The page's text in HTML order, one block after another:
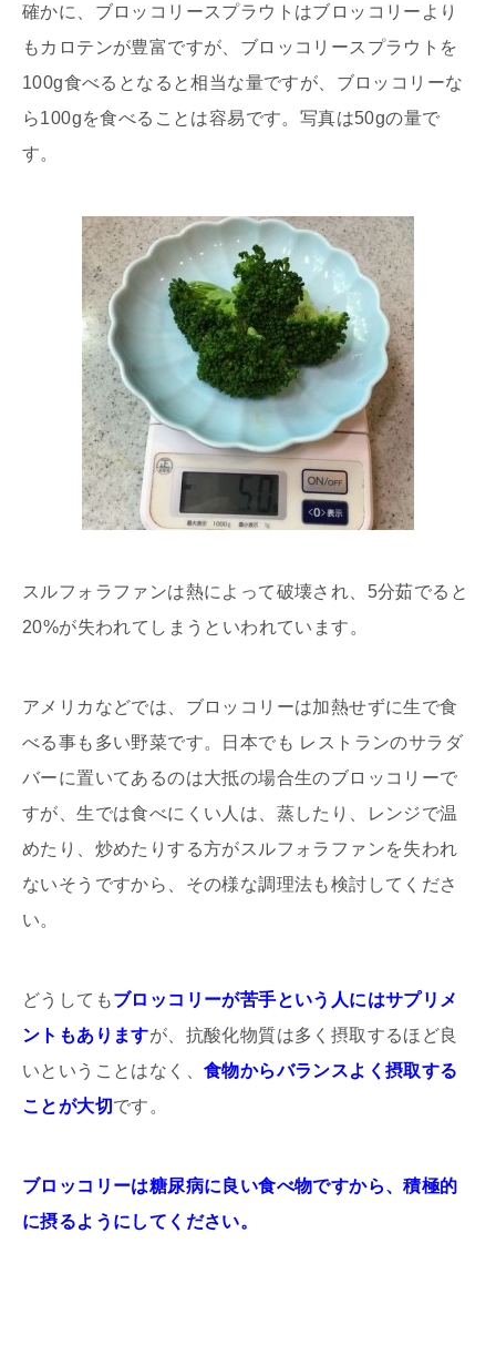
確かに、ブロッコリースプラウトはブロッコリーより
もカロテンが豊富ですが、ブロッコリースプラウトを
100g食べるとなると相当な量ですが、ブロッコリーな
ら100gを食べることは容易です。写真は50gの量で
す。
スルフォラファンは熱によって破壊され、5分茹でると
20%が失われてしまうといわれています。
アメリカなどでは、ブロッコリーは加熱せずに生で食
べる事も多い野菜です。日本でも レストランのサラダ
バーに置いてあるのは大抵の場合生のブロッコリーで
すが、生では食べにくい人は、蒸したり、レンジで温
めたり、炒めたりする方がスルフォラファンを失われ
ないそうですから、その様な調理法も検討してくださ
い。
どうしてもブロッコリーが苦手という人にはサプリメ
ントもありますが、抗酸化物質は多く摂取するほど良
いということはなく、 食物からバランスよく摂取する
ことが大切です。
ブロッコリーは糖尿病に良い食べ物ですから、積極的
に摂るようにしてください。